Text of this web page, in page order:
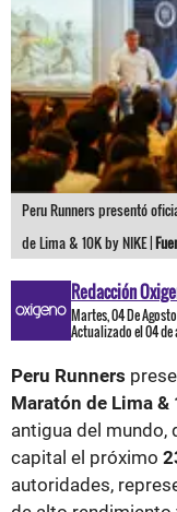
Peru Runners presentó
de Lima & 10K by NIKE |
Redacción
Martes, 04 De
Actualizado el 04 de
Peru Runners
Maratón de Lima &
antigua del mundo,
capital el próximo
autoridades,